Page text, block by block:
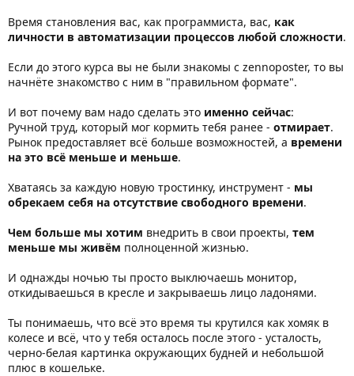
Время становления вас, как программиста, вас, как
личности в автоматизации процессов любой сложности.
Если до этого курса вы не были знакомы с zennoposter, то вы
начнёте знакомство с ним в "правильном формате".
И вот почему вам надо сделать это именно сейчас:
Ручной труд, который мог кормить тебя ранее - отмирает.
Рынок предоставляет всё больше возможностей, а времени
на это всё меньше и меньше.
Хватаясь за каждую новую тростинку, инструмент - мы
обрекаем себя на отсутствие свободного времени.
Чем больше мы хотим внедрить в свои проекты, тем
меньше мы живём полноценной жизнью.
И однажды ночью ты просто выключаешь монитор,
откидываешься в кресле и закрываешь лицо ладонями.
Ты понимаешь, что всё это время ты крутился как хомяк в
колесе и всё, что у тебя осталось после этого - усталость,
черно-белая картинка окружающих будней и небольшой
плюс в кошельке.